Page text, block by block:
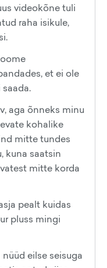
videokõne tuli
raha isikule,
et ei ole
aga õnneks minu
kohalike
mitte tundes
kuna saatsin
mitte korda
pealt kuidas
pluss mingi
eilse seisuga